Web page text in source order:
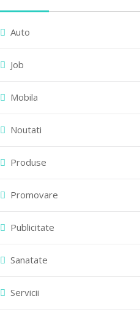
Auto
Job
Mobila
Noutati
Produse
Promovare
Publicitate
Sanatate
Servicii